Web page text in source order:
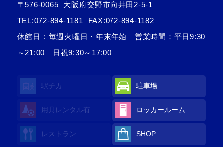
〒576-0065
大阪府交野市向井田2-5-1
TEL:072-894-1181
FAX:072-894-1182
休館日：毎週火曜日・年末年始 営業時間：平日9:30
～21:00 日祝9:30～17:00
駅チカ 駐車場
用具レンタル有 ロッカールーム
レストラン SHOP